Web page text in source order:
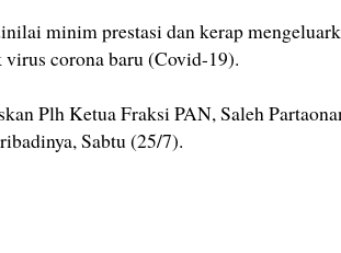
minim prestasi dan kerap
virus corona baru (Covid-19).
Plh Ketua Fraksi PAN, Saleh
Sabtu (25/7).